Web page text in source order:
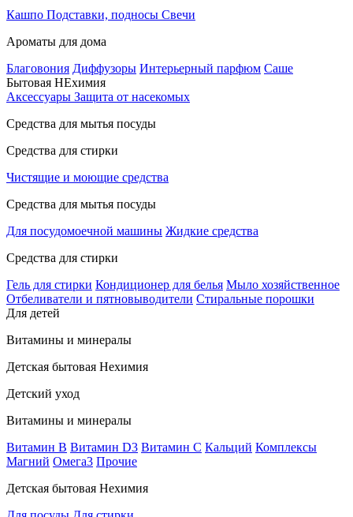
Кашпо Подставки, подносы Свечи
Ароматы для дома
Благовония Диффузоры Интерьерный парфюм Саше
Бытовая НЕхимия
Аксессуары Защита от насекомых
Средства для мытья посуды
Средства для стирки
Чистящие и моющие средства
Средства для мытья посуды
Для посудомоечной машины Жидкие средства
Средства для стирки
Гель для стирки Кондиционер для белья Мыло хозяйственное
Отбеливатели и пятновыводители Стиральные порошки
Для детей
Витамины и минералы
Детская бытовая Нехимия
Детский уход
Витамины и минералы
Витамин В Витамин D3 Витамин С Кальций Комплексы
Магний Омега3 Прочие
Детская бытовая Нехимия